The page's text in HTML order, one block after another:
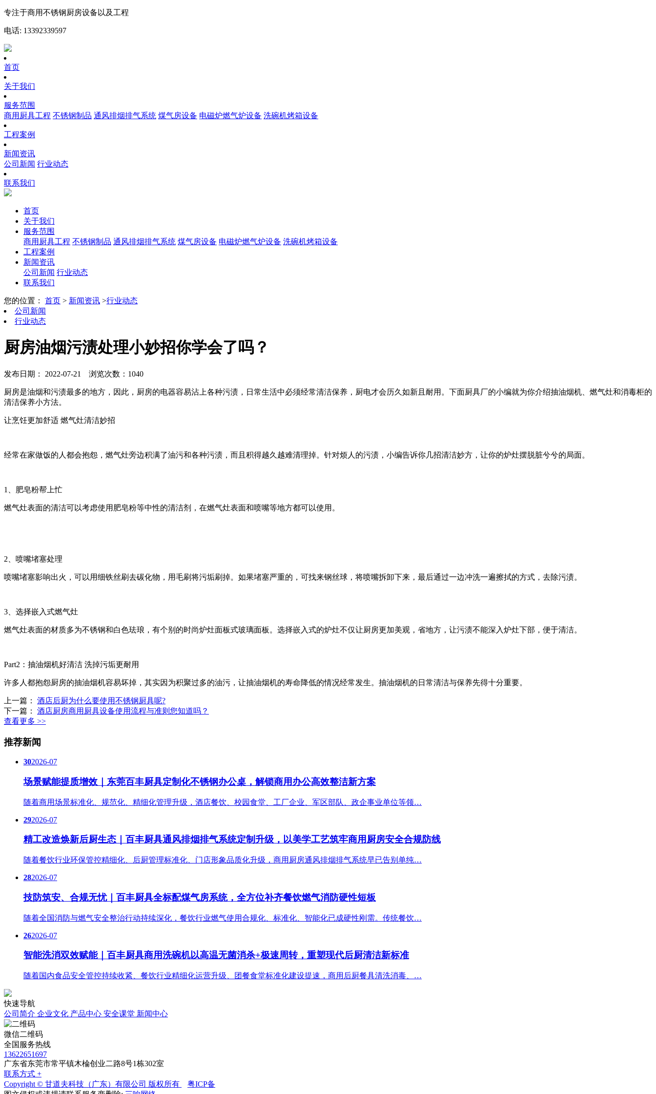
专注于商用不锈钢厨房设备以及工程
电话: 13392339597
首页
关于我们
服务范围
商用厨具工程 不锈钢制品 通风排烟排气系统 煤气房设备 电磁炉燃气炉设备 洗碗机烤箱设备
工程案例
新闻资讯
公司新闻 行业动态
联系我们
首页
关于我们
服务范围
商用厨具工程 不锈钢制品 通风排烟排气系统 煤气房设备 电磁炉燃气炉设备 洗碗机烤箱设备
工程案例
新闻资讯
公司新闻 行业动态
联系我们
您的位置： 首页 > 新闻资讯 >行业动态
公司新闻
行业动态
厨房油烟污渍处理小妙招你学会了吗？
发布日期： 2022-07-21 浏览次数：1040
厨房是油烟和污渍最多的地方，因此，厨房的电器容易沾上各种污渍，日常生活中必须经常清洁保养，厨电才会历久如新且耐用。下面厨具厂的小编就为你介绍抽油烟机、燃气灶和消毒柜的
清洁保养小方法。
让烹饪更加舒适 燃气灶清洁妙招
经常在家做饭的人都会抱怨，燃气灶旁边积满了油污和各种污渍，而且积得越久越难清理掉。针对烦人的污渍，小编告诉你几招清洁妙方，让你的炉灶摆脱脏兮兮的局面。
1、肥皂粉帮上忙
燃气灶表面的清洁可以考虑使用肥皂粉等中性的清洁剂，在燃气灶表面和喷嘴等地方都可以使用。
2、喷嘴堵塞处理
喷嘴堵塞影响出火，可以用细铁丝刷去碳化物，用毛刷将污垢刷掉。如果堵塞严重的，可找来钢丝球，将喷嘴拆卸下来，最后通过一边冲洗一遍擦拭的方式，去除污渍。
3、选择嵌入式燃气灶
燃气灶表面的材质多为不锈钢和白色珐琅，有个别的时尚炉灶面板式玻璃面板。选择嵌入式的炉灶不仅让厨房更加美观，省地方，让污渍不能深入炉灶下部，便于清洁。
Part2：抽油烟机好清洁 洗掉污垢更耐用
许多人都抱怨厨房的抽油烟机容易坏掉，其实因为积聚过多的油污，让抽油烟机的寿命降低的情况经常发生。抽油烟机的日常清洁与保养先得十分重要。
上一篇： 酒店后厨为什么要使用不锈钢厨具呢?
下一篇： 酒店厨房商用厨具设备使用流程与准则您知道吗？
查看更多 >>
推荐新闻
302026-07
场景赋能提质增效｜东莞百丰厨具定制化不锈钢办公桌，解锁商用办公高效整洁新方案
随着商用场景标准化、规范化、精细化管理升级，酒店餐饮、校园食堂、工厂企业、军区部队、政企事业单位等领…
292026-07
精工改造焕新后厨生态｜百丰厨具通风排烟排气系统定制升级，以美学工艺筑牢商用厨房安全合规防线
随着餐饮行业环保管控精细化、后厨管理标准化、门店形象品质化升级，商用厨房通风排烟排气系统早已告别单纯…
282026-07
技防筑安、合规无忧｜百丰厨具全标配煤气房系统，全方位补齐餐饮燃气消防硬性短板
随着全国消防与燃气安全整治行动持续深化，餐饮行业燃气使用合规化、标准化、智能化已成硬性刚需。传统餐饮…
262026-07
智能洗消双效赋能｜百丰厨具商用洗碗机以高温无菌消杀+极速周转，重塑现代后厨清洁新标准
随着国内食品安全管控持续收紧、餐饮行业精细化运营升级、团餐食堂标准化建设提速，商用后厨餐具清洗消毒、…
快速导航
公司简介 企业文化 产品中心 安全课堂 新闻中心
微信二维码
全国服务热线
13622651697
广东省东莞市常平镇木棆创业二路8号1栋302室
联系方式 +
Copyright © 甘道夫科技（广东）有限公司 版权所有
粤ICP备